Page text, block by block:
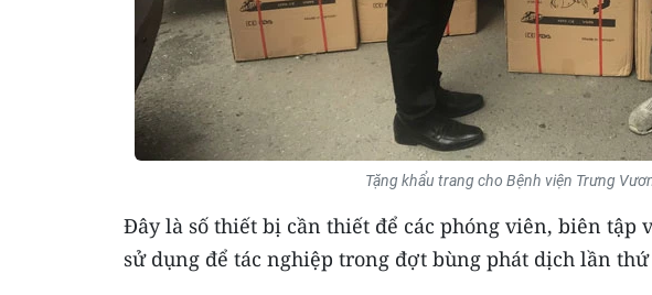
Tặng khẩu trang cho Bệnh viện Trưng
Đây là số thiết bị cần thiết để các phóng viên, biên
sử dụng để tác nghiệp trong đợt bùng phát dịch lần thứ